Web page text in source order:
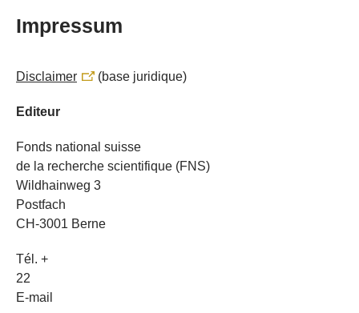
Impressum
Disclaimer (base juridique)
Editeur
Fonds national suisse
de la recherche scientifique (FNS)
Wildhainweg 3
Postfach
CH-3001 Berne
Tél. +
22
E-mail